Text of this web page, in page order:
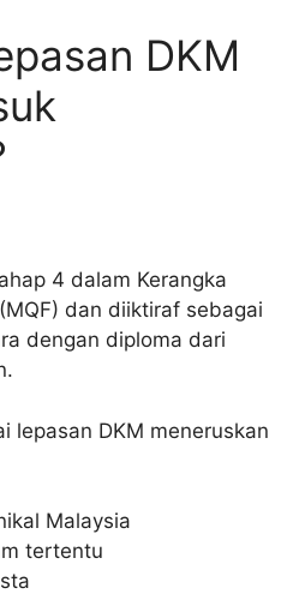
DKM
4 dalam Kerangka
dan diiktiraf sebagai
dengan diploma dari
lepasan DKM meneruskan
Malaysia
tertentu